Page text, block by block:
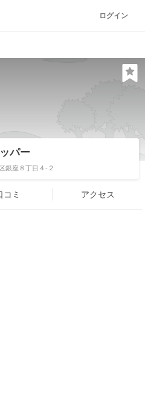
ログイン
パー
銀座８丁目４-２
コミ アクセス